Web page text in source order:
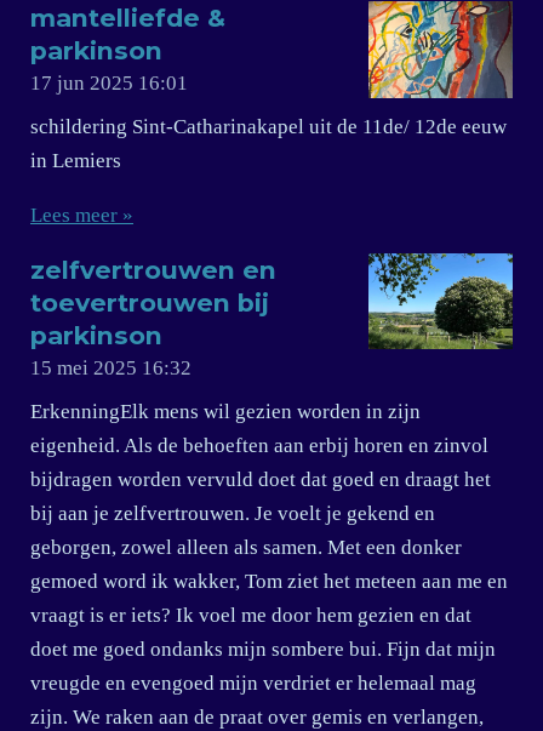
mantelliefde &
parkinson
17 jun 2025 16:01
schildering Sint-Catharinakapel uit de 11de/ 12de eeuw
in Lemiers
Lees meer »
zelfvertrouwen en
toevertrouwen bij
parkinson
15 mei 2025 16:32
ErkenningElk mens wil gezien worden in zijn
eigenheid. Als de behoeften aan erbij horen en zinvol
bijdragen worden vervuld doet dat goed en draagt het
bij aan je zelfvertrouwen. Je voelt je gekend en
geborgen, zowel alleen als samen. Met een donker
gemoed word ik wakker, Tom ziet het meteen aan me en
vraagt is er iets? Ik voel me door hem gezien en dat
doet me goed ondanks mijn sombere bui. Fijn dat mijn
vreugde en evengoed mijn verdriet er helemaal mag
zijn. We raken aan de praat over gemis en verlangen,